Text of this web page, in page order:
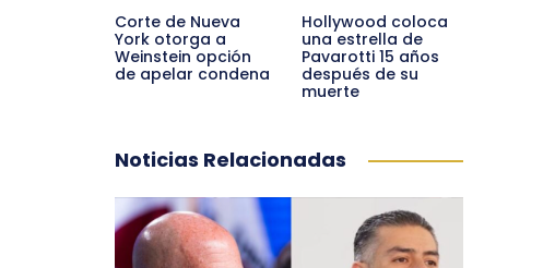
Corte de Nueva
York otorga a
Weinstein opción
de apelar condena
Hollywood coloca
una estrella de
Pavarotti 15 años
después de su
muerte
Noticias Relacionadas